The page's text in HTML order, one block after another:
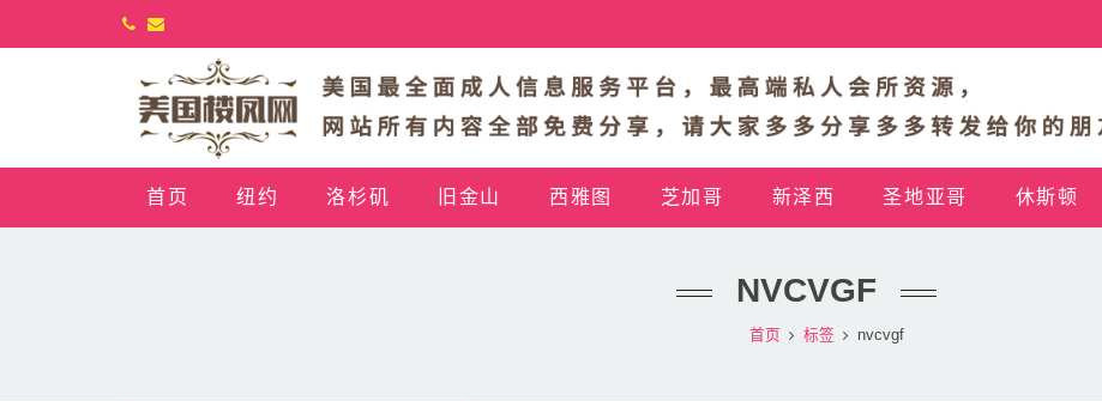
首页 纽约 洛杉矶 旧金山 西雅图 芝加哥 新泽西 圣地亚哥 休斯顿
NVCVGF
首页 标签 nvcvgf